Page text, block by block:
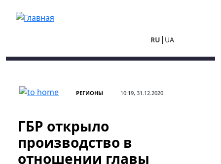
RU UA
РЕГИОНЫ 10:19, 31.12.2020
ГБР открыло
производство в
отношении главы